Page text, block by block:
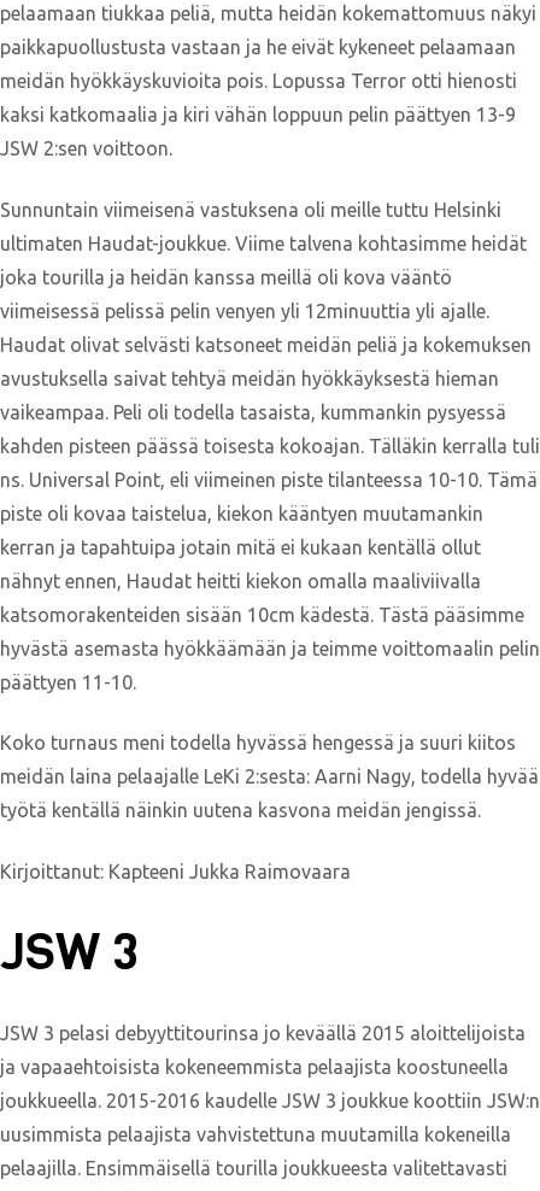
pelaamaan tiukkaa peliä, mutta heidän kokemattomuus näkyi
paikkapuollustusta vastaan ja he eivät kykeneet pelaamaan
meidän hyökkäyskuvioita pois. Lopussa Terror otti hienosti
kaksi katkomaalia ja kiri vähän loppuun pelin päättyen 13-9
JSW 2:sen voittoon.
Sunnuntain viimeisenä vastuksena oli meille tuttu Helsinki
ultimaten Haudat-joukkue. Viime talvena kohtasimme heidät
joka tourilla ja heidän kanssa meillä oli kova vääntö
viimeisessä pelissä pelin venyen yli 12minuuttia yli ajalle.
Haudat olivat selvästi katsoneet meidän peliä ja kokemuksen
avustuksella saivat tehtyä meidän hyökkäyksestä hieman
vaikeampaa. Peli oli todella tasaista, kummankin pysyessä
kahden pisteen päässä toisesta kokoajan. Tälläkin kerralla tuli
ns. Universal Point, eli viimeinen piste tilanteessa 10-10. Tämä
piste oli kovaa taistelua, kiekon kääntyen muutamankin
kerran ja tapahtuipa jotain mitä ei kukaan kentällä ollut
nähnyt ennen, Haudat heitti kiekon omalla maaliviivalla
katsomorakenteiden sisään 10cm kädestä. Tästä pääsimme
hyvästä asemasta hyökkäämään ja teimme voittomaalin pelin
päättyen 11-10.
Koko turnaus meni todella hyvässä hengessä ja suuri kiitos
meidän laina pelaajalle LeKi 2:sesta: Aarni Nagy, todella hyvää
työtä kentällä näinkin uutena kasvona meidän jengissä.
Kirjoittanut: Kapteeni Jukka Raimovaara
JSW 3
JSW 3 pelasi debyyttitourinsa jo keväällä 2015 aloittelijoista
ja vapaaehtoisista kokeneemmista pelaajista koostuneella
joukkueella. 2015-2016 kaudelle JSW 3 joukkue koottiin JSW:n
uusimmista pelaajista vahvistettuna muutamilla kokeneilla
pelaajilla. Ensimmäisellä tourilla joukkueesta valitettavasti